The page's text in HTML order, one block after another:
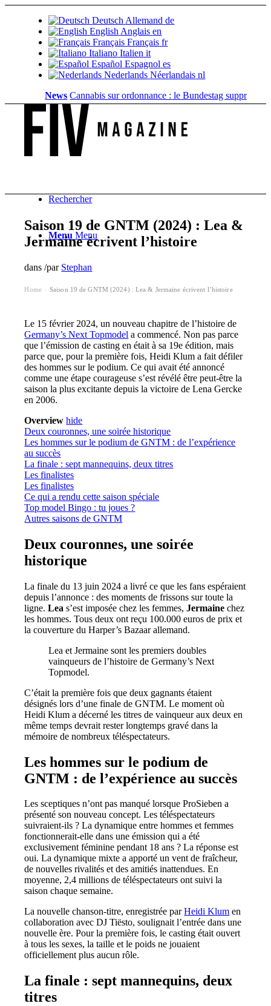
Deutsch Allemand de
English Anglais en
Français Français fr
Italiano Italien it
Español Espagnol es
Nederlands Néerlandais nl
News Cannabis sur ordonnance : le Bundestag supprime...
Rechercher
Menu Menu
Saison 19 de GNTM (2024) : Lea &
Jermaine écrivent l’histoire
dans/par Stephan
Home Saison 19 de GNTM (2024) : Lea & Jermaine écrivent l’histoire
Le 15 février 2024, un nouveau chapitre de l’histoire de
Germany’s Next Topmodel a commencé. Non pas parce
que l’émission de casting en était à sa 19e édition, mais
parce que, pour la première fois, Heidi Klum a fait défiler
des hommes sur le podium. Ce qui avait été annoncé
comme une étape courageuse s’est révélé être peut-être la
saison la plus excitante depuis la victoire de Lena Gercke
en 2006.
Overview hide
Deux couronnes, une soirée historique
Les hommes sur le podium de GNTM : de l’expérience
au succès
La finale : sept mannequins, deux titres
Les finalistes
Les finalistes
Ce qui a rendu cette saison spéciale
Top model Bingo : tu joues ?
Autres saisons de GNTM
Deux couronnes, une soirée
historique
La finale du 13 juin 2024 a livré ce que les fans espéraient
depuis l’annonce : des moments de frissons sur toute la
ligne.Lea s’est imposée chez les femmes,Jermaine chez
les hommes. Tous deux ont reçu 100.000 euros de prix et
la couverture du Harper’s Bazaar allemand.
Lea et Jermaine sont les premiers doubles
vainqueurs de l’histoire de Germany’s Next
Topmodel.
C’était la première fois que deux gagnants étaient
désignés lors d’une finale de GNTM. Le moment où
Heidi Klum a décerné les titres de vainqueur aux deux en
même temps devrait rester longtemps gravé dans la
mémoire de nombreux téléspectateurs.
Les hommes sur le podium de
GNTM : de l’expérience au succès
Les sceptiques n’ont pas manqué lorsque ProSieben a
présenté son nouveau concept. Les téléspectateurs
suivraient-ils ? La dynamique entre hommes et femmes
fonctionnerait-elle dans une émission qui a été
exclusivement féminine pendant 18 ans ? La réponse est
oui. La dynamique mixte a apporté un vent de fraîcheur,
de nouvelles rivalités et des amitiés inattendues. En
moyenne, 2,4 millions de téléspectateurs ont suivi la
saison chaque semaine.
La nouvelle chanson-titre, enregistrée parHeidi Klum en
collaboration avec DJ Tiësto, soulignait l’entrée dans une
nouvelle ère. Pour la première fois, le casting était ouvert
à tous les sexes, la taille et le poids ne jouaient
officiellement plus aucun rôle.
La finale : sept mannequins, deux
titres